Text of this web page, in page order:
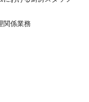
関係業務